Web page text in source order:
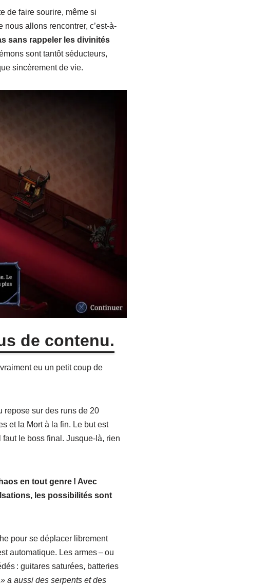
de faire sourire, même si
allons rencontrer, c’est-à-
sans rappeler les divinités
sont tantôt séducteurs,
sincèrement de vie.
de contenu.
eu un petit coup de
repose sur des runs de 20
et la Mort à la fin. Le but est
le boss final. Jusque-là, rien
en tout genre ! Avec
les possibilités sont
pour se déplacer librement
automatique. Les armes – ou
: guitares saturées, batteries
a aussi des serpents et des